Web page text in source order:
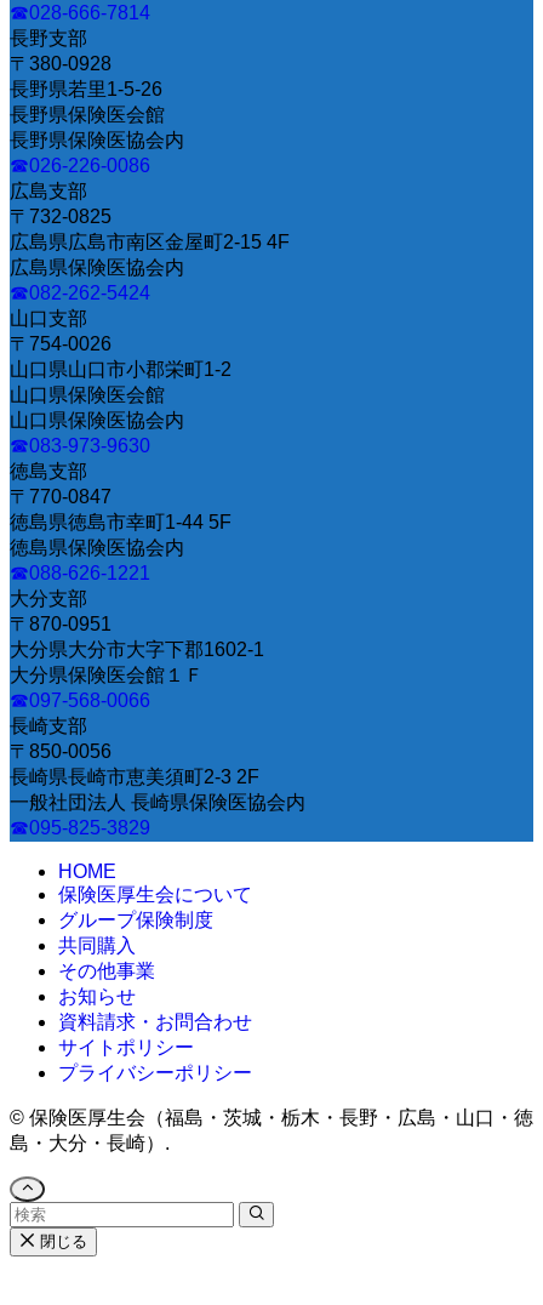
☎028-666-7814
長野支部
〒380-0928
長野県若里1-5-26
長野県保険医会館
長野県保険医協会内
☎026-226-0086
広島支部
〒732-0825
広島県広島市南区金屋町2-15 4F
広島県保険医協会内
☎082-262-5424
山口支部
〒754-0026
山口県山口市小郡栄町1-2
山口県保険医会館
山口県保険医協会内
☎083-973-9630
徳島支部
〒770-0847
徳島県徳島市幸町1-44 5F
徳島県保険医協会内
☎088-626-1221
大分支部
〒870-0951
大分県大分市大字下郡1602-1
大分県保険医会館１Ｆ
☎097-568-0066
長崎支部
〒850-0056
長崎県長崎市恵美須町2-3 2F
一般社団法人 長崎県保険医協会内
☎095-825-3829
HOME
保険医厚生会について
グループ保険制度
共同購入
その他事業
お知らせ
資料請求・お問合わせ
サイトポリシー
プライバシーポリシー
© 保険医厚生会（福島・茨城・栃木・長野・広島・山口・徳
島・大分・長崎）.
閉じる